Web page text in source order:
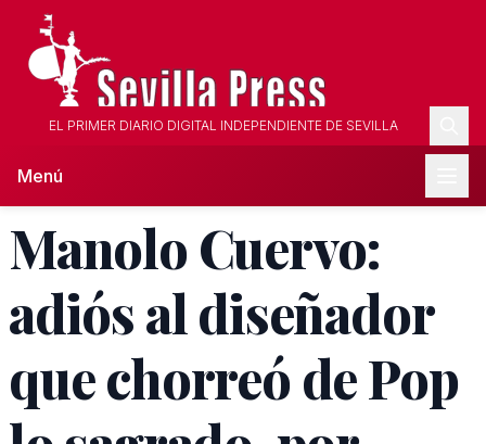
EL PRIMER DIARIO DIGITAL INDEPENDIENTE DE SEVILLA
Menú
Manolo Cuervo:
adiós al diseñador
que chorreó de Pop